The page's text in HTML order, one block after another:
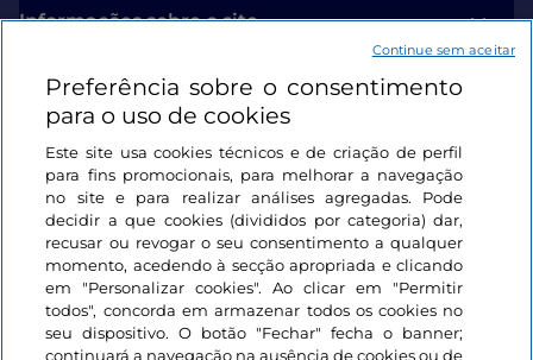
Informações sobre o site
Ligações úteis
Iniciar sessão
Mantenha-se em contacto
Preferência sobre o consentimento
para o uso de cookies
Este site usa cookies técnicos e de criação de perfil
para fins promocionais, para melhorar a navegação
no site e para realizar análises agregadas. Pode
decidir a que cookies (divididos por categoria) dar,
recusar ou revogar o seu consentimento a qualquer
momento, acedendo à secção apropriada e clicando
em "Personalizar cookies". Ao clicar em "Permitir
todos", concorda em armazenar todos os cookies no
seu dispositivo. O botão "Fechar" fecha o banner;
continuará a navegação na ausência de cookies ou de
Continue sem aceitar